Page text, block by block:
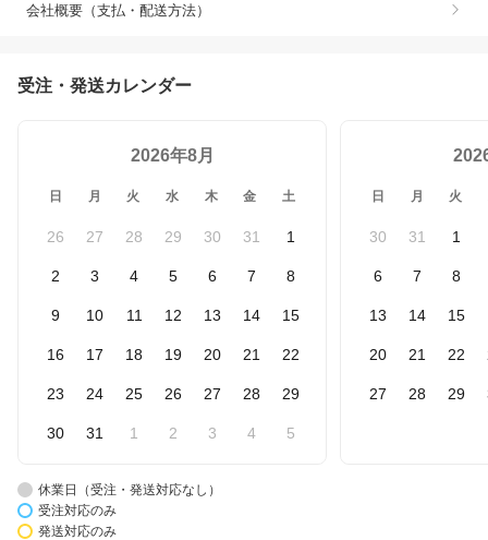
会社概要（支払・配送方法）
受注・発送カレンダー
2026年8月
日 月 火 水 木 金 土
26 27 28 29 30 31 1
2 3 4 5 6 7 8
9 10 11 12 13 14 15
16 17 18 19 20 21 22
23 24 25 26 27 28 29
30 31 1 2 3 4 5
日 月 火
30 31 1
6 7 8
13 14 15
20 21 22
27 28 29
休業日（受注・発送対応なし）
受注対応のみ
発送対応のみ